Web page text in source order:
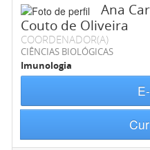
Ana
Couto de Oliveira
COORDENADOR(A)
CIÊNCIAS BIOLÓGICAS
Imunologia